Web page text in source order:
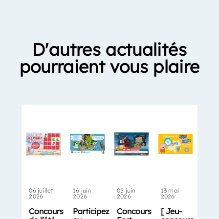
D'autres actualités
pourraient vous plaire
06 juillet
2026
Concours
16 juin
2026
Participez
05 juin
2026
Concours
13 mai
2026
[ Jeu-